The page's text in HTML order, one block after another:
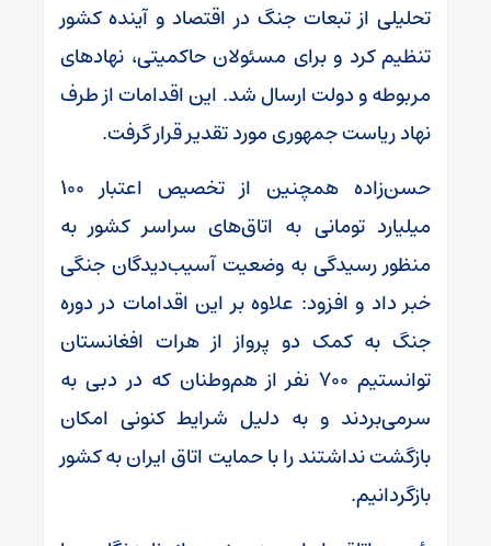
تحلیلی از تبعات جنگ در اقتصاد و آینده کشور
تنظیم کرد و برای مسئولان حاکمیتی، نهاد‌های
مربوطه و دولت ارسال شد. این اقدامات از طرف
نهاد ریاست جمهوری مورد تقدیر قرار گرفت.
حسن‌زاده همچنین از تخصیص اعتبار ۱۰۰
میلیارد تومانی به اتاق‌های سراسر کشور به
منظور رسیدگی به وضعیت آسیب‌دیدگان جنگی
خبر داد و افزود: علاوه بر این اقدامات در دوره
جنگ به کمک دو پرواز از هرات افغانستان
توانستیم ۷۰۰ نفر از هم‌وطنان که در دبی به
سرمی‌بردند و به دلیل شرایط کنونی امکان
بازگشت نداشتند را با حمایت اتاق ایران به کشور
بازگردانیم.